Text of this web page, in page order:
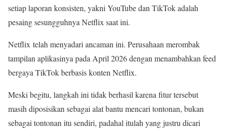
setiap laporan konsisten, yakni YouTube dan TikTok adalah
pesaing sesungguhnya Netflix saat ini.
Netflix telah menyadari ancaman ini. Perusahaan merombak
tampilan aplikasinya pada April 2026 dengan menambahkan feed
bergaya TikTok berbasis konten Netflix.
Meski begitu, langkah ini tidak berhasil karena fitur tersebut
masih diposisikan sebagai alat bantu mencari tontonan, bukan
sebagai tontonan itu sendiri, padahal itulah yang justru dicari